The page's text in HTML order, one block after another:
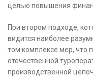
целью повышения
При втором подходе,
видится наиболее
том комплексе мер, что
отечественной
производственной